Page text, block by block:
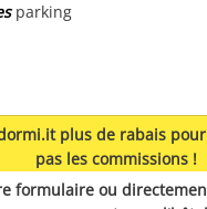
parking
plus de rabais
pas les commissions !
formulaire ou